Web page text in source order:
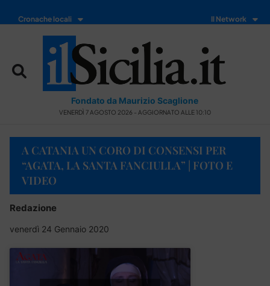
Cronache locali Il Network
Fondato da Maurizio Scaglione
VENERDÌ 7 AGOSTO 2026 - AGGIORNATO ALLE 10:10
A CATANIA UN CORO DI CONSENSI PER
“AGATA, LA SANTA FANCIULLA” | FOTO E
VIDEO
Redazione
venerdì 24 Gennaio 2020